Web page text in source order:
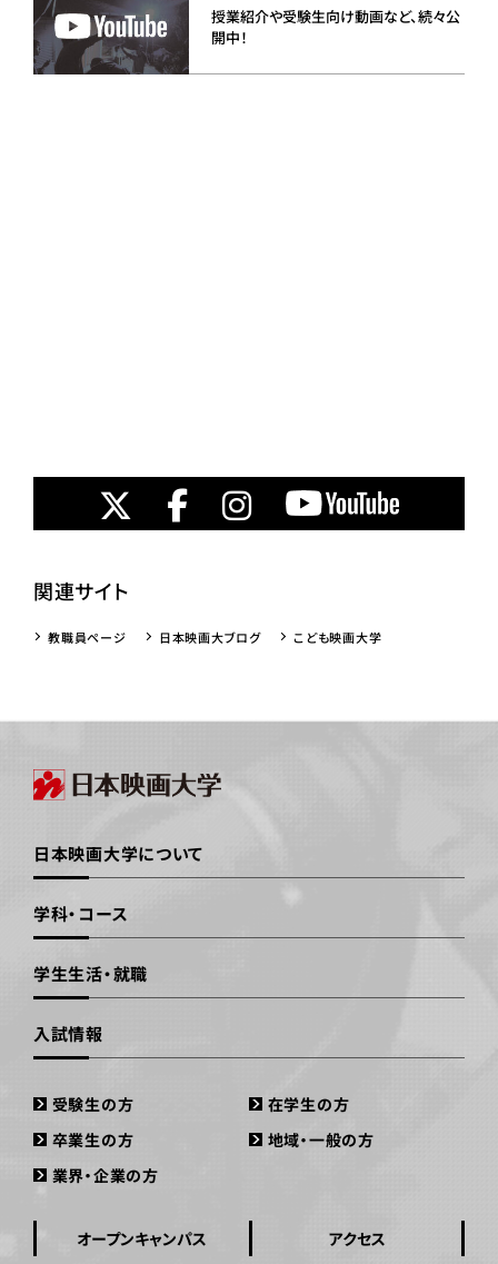
授業紹介や受験生向け動画など、続々公
開中！
関連サイト
教職員ページ 日本映画大ブログ こども映画大学
日本映画大学について
学科・コース
学生生活・就職
入試情報
受験生の方
在学生の方
卒業生の方
地域・一般の方
業界・企業の方
オープンキャンパス アクセス